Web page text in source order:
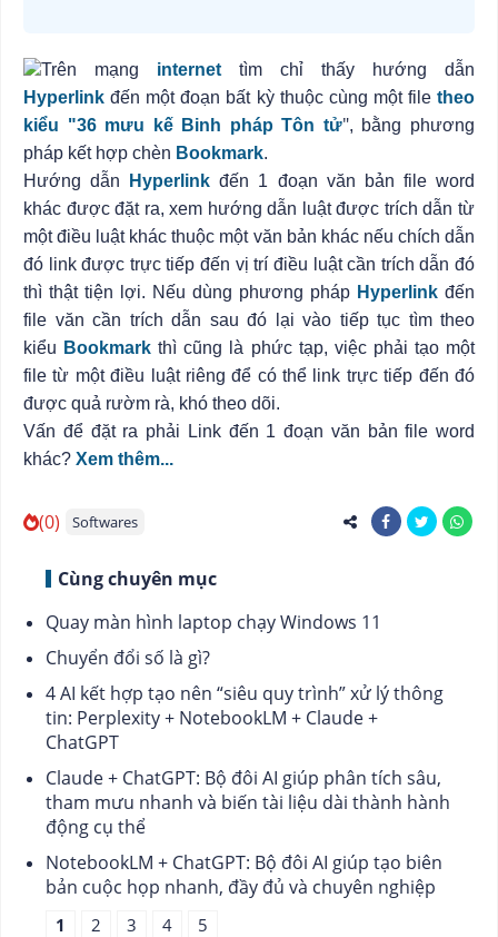
Trên mạng internet tìm chỉ thấy hướng dẫn
Hyperlink đến một đoạn bất kỳ thuộc cùng một file theo
kiểu "36 mưu kế Binh pháp Tôn tử", bằng phương
pháp kết hợp chèn Bookmark.
Hướng dẫn
Hyperlink đến 1 đoạn văn bản file word
khác được đặt ra,xem hướng dẫn luật được trích dẫn từ
một điều luật khác thuộc một văn bản khác nếu chích dẫn
đó link được trực tiếp đến vị trí điều luật cần trích dẫn đó
thì thật tiện lợi. Nếu dùng phương pháp Hyperlink đến
file văn cần trích dẫn sau đó lại vào tiếp tục tìm theo
kiểu Bookmark thì cũng là phức tạp, việc phải tạo một
file từ một điều luật riêng để có thể link trực tiếp đến đó
được quả rườm rà, khó theo dõi.
Vấn để đặt ra phải Link đến 1 đoạn văn bản file word
khác? Xem thêm...
(0) Softwares
Cùng chuyên mục
Quay màn hình laptop chạy Windows 11
Chuyển đổi số là gì?
4 AI kết hợp tạo nên “siêu quy trình” xử lý thông
tin: Perplexity + NotebookLM + Claude +
ChatGPT
Claude + ChatGPT: Bộ đôi AI giúp phân tích sâu,
tham mưu nhanh và biến tài liệu dài thành hành
động cụ thể
NotebookLM + ChatGPT: Bộ đôi AI giúp tạo biên
bản cuộc họp nhanh, đầy đủ và chuyên nghiệp
1 2 3 4 5